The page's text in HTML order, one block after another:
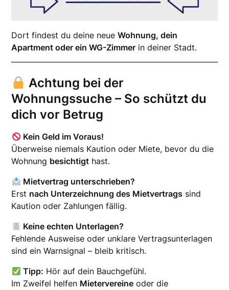
Dort findest du deine neueWohnung, dein
Apartment oder ein WG-Zimmer in deiner Stadt.
Achtung bei der
Wohnungssuche – So schützt du
dich vor Betrug
Kein Geld im Voraus!
Überweise niemals Kaution oder Miete, bevor du die
Wohnung besichtigt hast.
Mietvertrag unterschrieben?
Erst nach Unterzeichnung des Mietvertrags sind
Kaution oder Zahlungen fällig.
Keine echten Unterlagen?
Fehlende Ausweise oder unklare Vertragsunterlagen
sind ein Warnsignal – bleib kritisch.
Tipp: Hör auf dein Bauchgefühl.
Im Zweifel helfen Mietervereine oder die